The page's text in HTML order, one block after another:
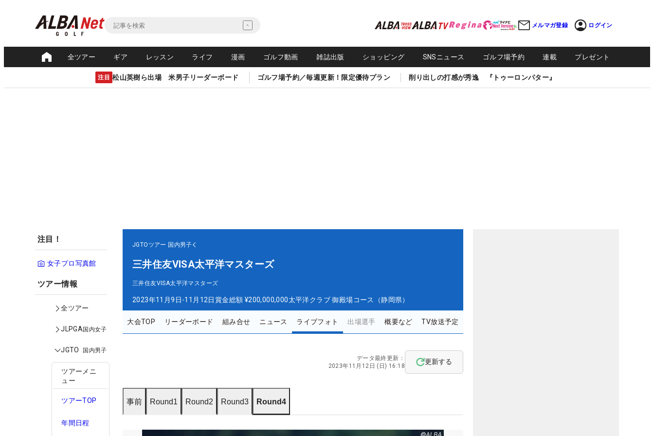
メルマガ登録 ログイン
全ツアー ギア レッスン ライフ 漫画 ゴルフ動画 雑誌出版 ショッピング SNSニュース ゴルフ場予約 連載 プレゼント
注目 松山英樹ら出場 米男子リーダーボード ゴルフ場予約／毎週更新！限定優待プラン 削り出しの打感が秀逸 『トゥーロンパター』
注目！
女子プロ写真館
ツアー情報
全ツアー
JLPGA国内女子
JGTO 国内男子
ツアーメニ
ュー
ツアーTOP
年間日程
JGTOツアー 国内男子
三井住友VISA太平洋マスターズ
三井住友VISA太平洋マスターズ
2023年11月9日-11月12日賞金総額 ¥200,000,000太平洋クラブ 御殿場コース（静岡県）
大会TOP リーダーボード 組み合せ ニュース ライブフォト 出場選手 概要など TV放送予定
データ最終更新：
2023年11月12日 (日) 16:18
更新する
事前 Round1 Round2 Round3 Round4